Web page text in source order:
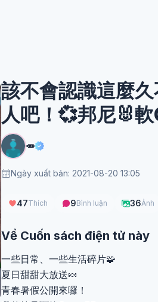
該不會認識這麼
人吧！💞邦尼🐰
🥕
Ngày xuất bản: 2021-08-20 13:05
47Thích 9Bình luận 36Ảnh
Về Cuốn sách điện tử này
一些日常、一些生活碎片🧩
夏日甜甜大放送🍬
青春暑假公開來囉！